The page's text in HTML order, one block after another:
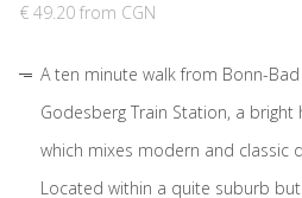
€ 49.20 from CGN
A ten minute walk from Bonn-Bad
Godesberg Train Station, a bright
which mixes modern and classic
Located within a quite suburb